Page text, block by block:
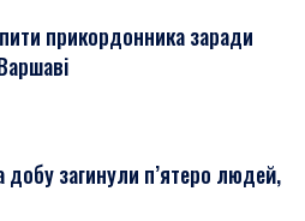
прикордонника заради
добу загинули п’ятеро людей,